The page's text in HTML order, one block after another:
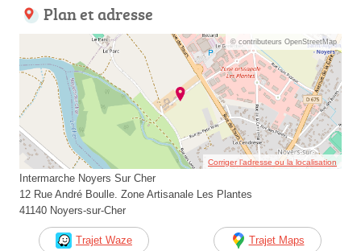
Plan et adresse
© contributeurs OpenStreetMap
Corriger l’adresse ou la localisation
Intermarche Noyers Sur Cher
12 Rue André Boulle. Zone Artisanale Les Plantes
41140 Noyers-sur-Cher
Trajet Waze Trajet Maps